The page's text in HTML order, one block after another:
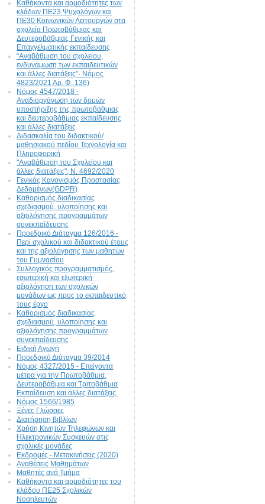
Καθήκοντα και αρμοδιότητες των
κλάδων ΠΕ23 Ψυχολόγων και
ΠΕ30 Κοινωνικών Λειτουργών στα
σχολεία Πρωτοβάθμιας και
Δευτεροβάθμιας Γενικής και
Επαγγελματικής εκπαίδευσης
“Αναβάθμιση του σχολείου,
ενδυνάμωση των εκπαιδευτικών
και άλλες διατάξεις”- Νόμος
4823/2021 Αρ. Φ. 136)
Νόμος 4547/2018 -
Αναδιοργάνωση των δομών
υποστήριξης της πρωτοβάθμιας
και δευτεροβάθμιας εκπαίδευσης
και άλλες διατάξεις
Διδασκαλία του διδακτικού/
μαθησιακού πεδίου Τεχνολογία και
Πληροφορική
"Αναβάθμιση του Σχολείου και
άλλες διατάξεις", N. 4692/2020
Γενικός Κανονισμός Προστασίας
Δεδομένων(GDPR)
Καθορισμός διαδικασίας
σχεδιασμού, υλοποίησης και
αξιολόγησης προγραμμάτων
συνεκπαίδευσης
Προεδρικό Διάταγμα 126/2016 -
Περί σχολικού και διδακτικού έτους
και της αξιολόγησης των μαθητών
του Γυμνασίου
Συλλογικός προγραμματισμός,
εσωτερική και εξωτερική
αξιολόγηση των σχολικών
μονάδων ως προς το εκπαιδευτικό
τους έργο
Καθορισμός διαδικασίας
σχεδιασμού, υλοποίησης και
αξιολόγησης προγραμμάτων
συνεκπαίδευσης
Ειδική Αγωγή
Προεδρικό Διάταγμα 39/2014
Νόμος 4327/2015 - Επείγοντα
μέτρα για την Πρωτοβάθμια,
Δευτεροβάθμια και Τριτοβάθμια
Εκπαίδευση και άλλες διατάξεις.
Νόμος 1566/1985
Ξένες Γλώσσες
Διατήρηση βιβλίων
Χρήση Κινητών Τηλεφώνων και
Ηλεκτρονικών Συσκευών στις
σχολικές μονάδες
Εκδρομές - Μετακινήσεις (2020)
Αναθέσεις Μαθημάτων
Μαθητές ανά Τμήμα
Καθήκοντα και αρμοδιότητες του
κλάδου ΠΕ25 Σχολικών
Νοσηλευτών